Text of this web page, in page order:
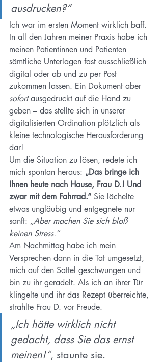
ausdrucken?“
Ich war im ersten Moment wirklich baff.
In all den Jahren meiner Praxis habe ich
meinen Patientinnen und Patienten
sämtliche Unterlagen fast ausschließlich
digital oder ab und zu per Post
zukommen lassen. Ein Dokument aber
sofort ausgedruckt auf die Hand zu
geben – das stellte sich in unserer
digitalisierten Ordination plötzlich als
kleine technologische Herausforderung
dar!
Um die Situation zu lösen, redete ich
mich spontan heraus: „Das bringe ich
Ihnen heute nach Hause, Frau D.! Und
zwar mit dem Fahrrad.“ Sie lächelte
etwas ungläubig und entgegnete nur
sanft: „Aber machen Sie sich bloß
keinen Stress.“
Am Nachmittag habe ich mein
Versprechen dann in die Tat umgesetzt,
mich auf den Sattel geschwungen und
bin zu ihr geradelt. Als ich an ihrer Tür
klingelte und ihr das Rezept überreichte,
strahlte Frau D. vor Freude.
„Ich hätte wirklich nicht
gedacht, dass Sie das ernst
meinen!“, staunte sie.